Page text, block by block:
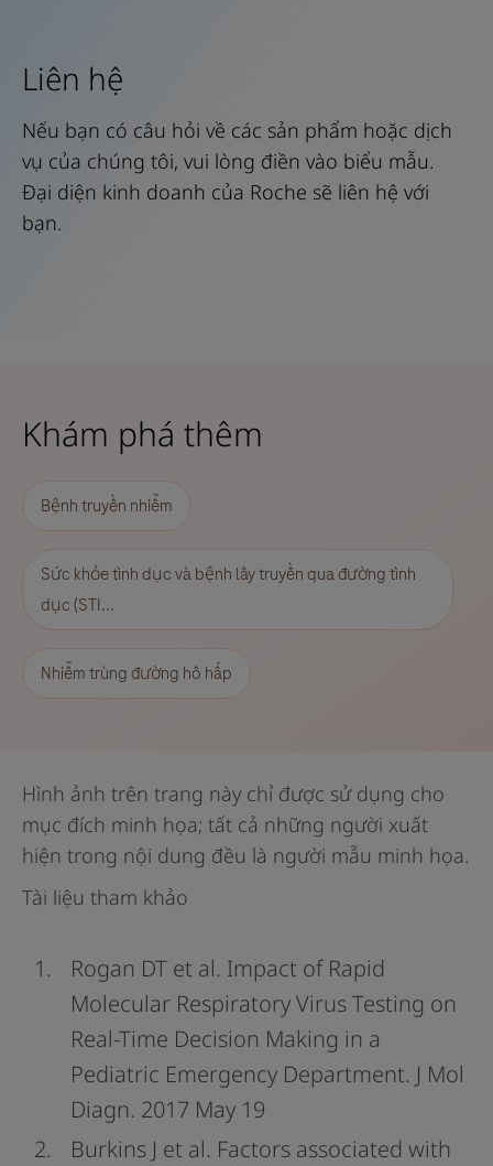
Liên hệ
Nếu bạn có câu hỏi về các sản phẩm hoặc dịch
vụ của chúng tôi, vui lòng điền vào biểu mẫu.
Đại diện kinh doanh của Roche sẽ liên hệ với
bạn.
Khám phá thêm
Bệnh truyền nhiễm
Sức khỏe tình dục và bệnh lây truyền qua đường tình
dục (STI...
Nhiễm trùng đường hô hấp
Hình ảnh trên trang này chỉ được sử dụng cho
mục đích minh họa; tất cả những người xuất
hiện trong nội dung đều là người mẫu minh họa.
Tài liệu tham khảo
Rogan DT et al. Impact of Rapid
Molecular Respiratory Virus Testing on
Real-Time Decision Making in a
Pediatric Emergency Department. J Mol
Diagn. 2017 May 19
Burkins J et al. Factors associated with